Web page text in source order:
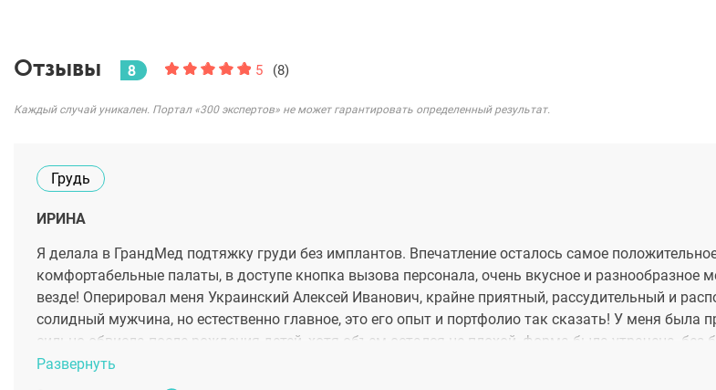
Отзывы 8 5 (8)
Каждый случай уникален. Портал «300 экспертов» не может гарантировать определенный результат.
Грудь
ИРИНА
Я делала в ГрандМед подтяжку груди без имплантов. Впечатление осталось самое
комфортабельные палаты, в доступе кнопка вызова персонала, очень вкусное и разнообразное
везде! Оперировал меня Украинский Алексей Иванович, крайне приятный, рассудительный и
солидный мужчина, но естественно главное, это его опыт и портфолио так сказать! У меня была
сильно обвисла после рождения детей, хотя объем остался не плохой, форма была утрачена, без
походишь. Наверно такая операция считается не самой сложной, но я изучила не мало клиник и
известных мне хирургах в Питере, Алексей Иванович после консультации почему-то откликнулся
Развернуть